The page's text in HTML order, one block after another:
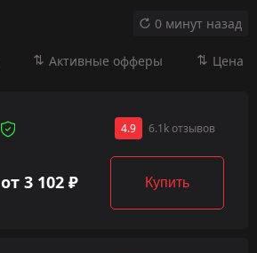
0 минут назад
Активные офферы Цена
4.9 6.1k отзывов
от 3 102 ₽ Купить